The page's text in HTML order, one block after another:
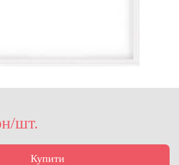
шт.
Купити